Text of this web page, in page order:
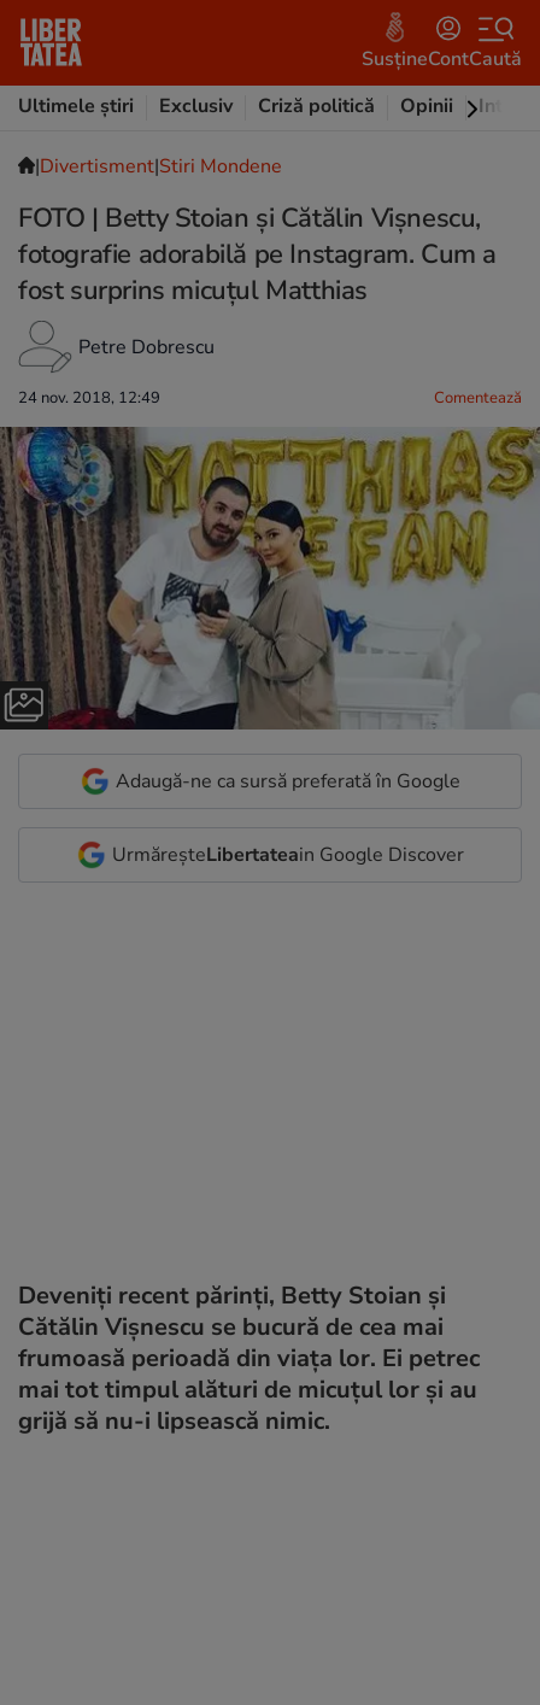
SusțineContCaută
Ultimele știri
Exclusiv Criză politică Opinii
|Divertisment|Stiri Mondene
FOTO | Betty Stoian și Cătălin Vișnescu,
fotografie adorabilă pe Instagram. Cum a
fost surprins micuțul Matthias
Petre Dobrescu
24 nov. 2018, 12:49 Comentează
Adaugă-ne ca sursă preferată în Google
UrmăreșteLibertateain Google Discover
Deveniți recent părinți, Betty Stoian și
Cătălin Vișnescu se bucură de cea mai
frumoasă perioadă din viața lor. Ei petrec
mai tot timpul alături de micuțul lor și au
grijă să nu-i lipsească nimic.